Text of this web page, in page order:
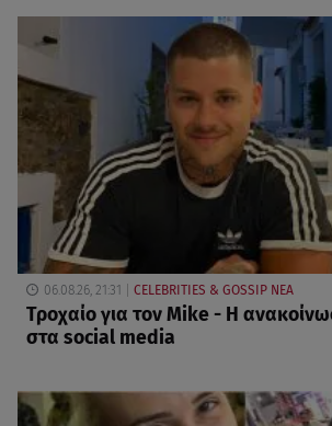
06.08.26, 21:31 CELEBRITIES & GOSSIP ΝΕΑ
Τροχαίο για τον Mike - Η
στα social media